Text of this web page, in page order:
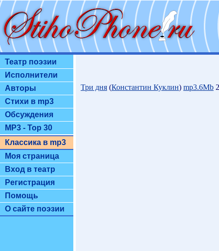
Театр поэзии
Исполнители
Авторы
Стихи в mp3
Обсуждения
MP3 - Top 30
Классика в mp3
Моя страница
Вход в театр
Регистрация
Помощь
О сайте поэзии
Три дня (Константин Куклин) mp3.6Mb